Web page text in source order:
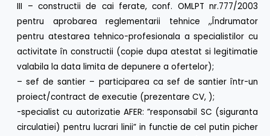
III – constructii de cai ferate, conf. OMLPT nr.777/2003
pentru aprobarea reglementarii tehnice ,,Îndrumator
pentru atestarea tehnico-profesionala a specialistilor cu
activitate în constructii (copie dupa atestat si legitimatie
valabila la data limita de depunere a ofertelor);
– sef de santier – participarea ca sef de santier într-un
proiect/contract de executie (prezentare CV, );
-specialist cu autorizatie AFER: ”responsabil SC (siguranta
circulatiei) pentru lucrari linii” in functie de cel putin picher